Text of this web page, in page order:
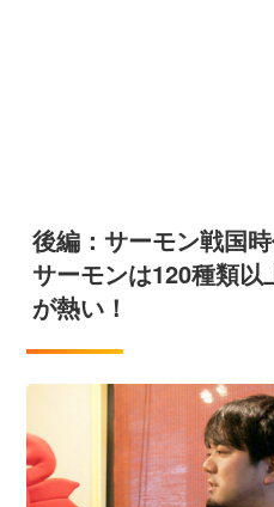
後編：サーモン戦国
サーモンは120種類
が熱い！